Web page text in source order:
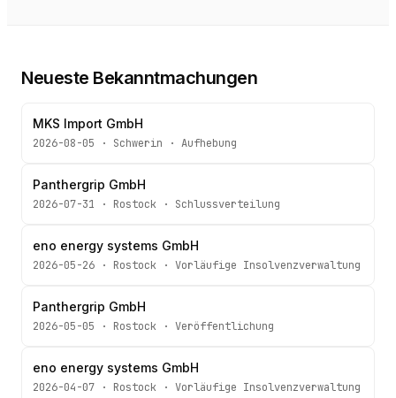
Neueste Bekanntmachungen
MKS Import GmbH
2026-08-05 · Schwerin · Aufhebung
Panthergrip GmbH
2026-07-31 · Rostock · Schlussverteilung
eno energy systems GmbH
2026-05-26 · Rostock · Vorläufige Insolvenzverwaltung
Panthergrip GmbH
2026-05-05 · Rostock · Veröffentlichung
eno energy systems GmbH
2026-04-07 · Rostock · Vorläufige Insolvenzverwaltung